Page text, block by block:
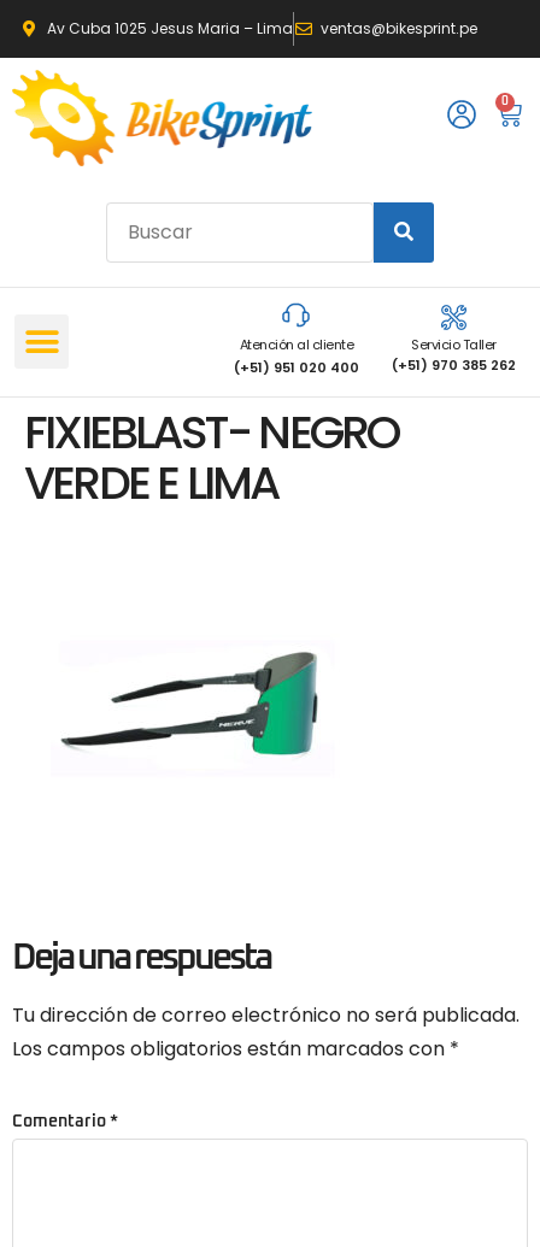
Av Cuba 1025 Jesus Maria – Lima ventas@bikesprint.pe
0
Atención al cliente
(+51) 951 020 400
Servicio Taller
(+51) 970 385 262
FIXIEBLAST- NEGRO
VERDE E LIMA
Deja una respuesta
Tu dirección de correo electrónico no será publicada.
Los campos obligatorios están marcados con *
Comentario *